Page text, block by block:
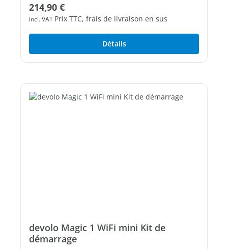
Prix régulier :
214,90 €
incl. VAT Prix TTC, frais de livraison en sus
Détails
devolo Magic 1 WiFi mini Kit de
démarrage